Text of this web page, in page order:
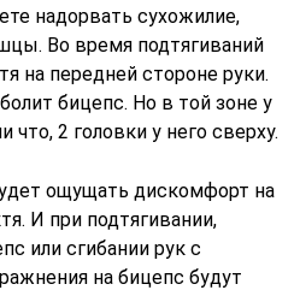
надорвать сухожилие,
Во время подтягиваний
на передней стороне руки.
бицепс. Но в той зоне у
что, 2 головки у него сверху.
ощущать дискомфорт на
И при подтягивании,
или сгибании рук с
на бицепс будут